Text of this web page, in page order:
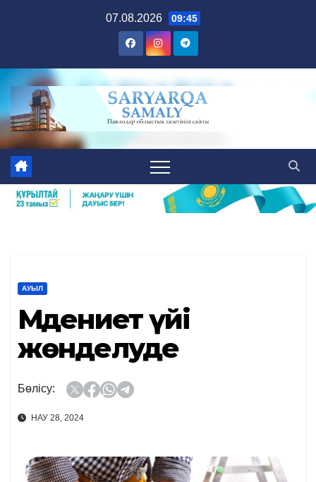
07.08.2026 09:45
АУЫЛ
Мәдениет үйі
жөнделуде
Бөлісу:
НАУ 28, 2024